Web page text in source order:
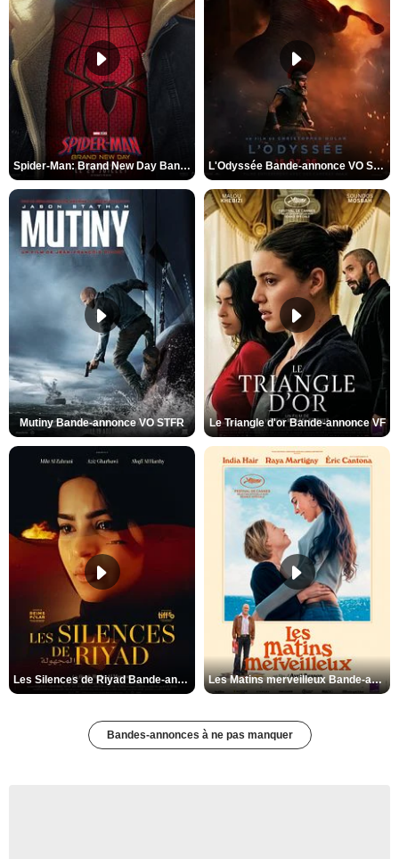
Spider-Man: Brand New Day Bande-annonce VO STFR L'Odyssée Bande-annonce VO STFR
Mutiny Bande-annonce VO STFR Le Triangle d'or Bande-annonce VF
Les Silences de Riyad Bande-annonce VO STFR Les Matins merveilleux Bande-annonce VF
Bandes-annonces à ne pas manquer